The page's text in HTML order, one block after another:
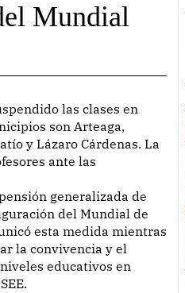
Mundial
son Arteaga,
y Lázaro Cárdenas. La
ante las
generalizada de
del Mundial de
esta medida mientras
la convivencia y el
educativos en